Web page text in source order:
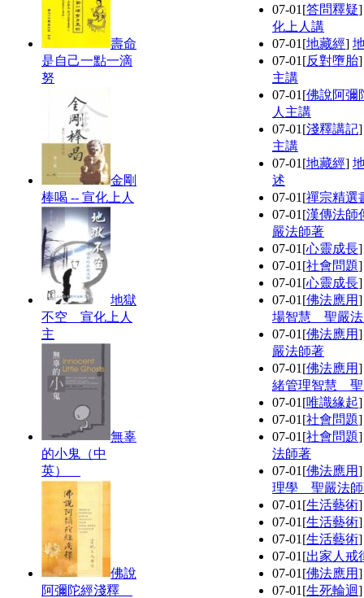
壽命
是自己一點一滴
努
金剛
棒喝 -- 宣化上人
地獄
不空 宣化上人
主
無辜
的小鬼（中
英）
佛說
阿彌陀經淺釋
07-01 [答問釋疑
化上人講
07-01 [地藏經]
07-01 [反對墮胎
主講
07-01 [佛說阿彌
人主講
07-01 [淺釋講記
主講
07-01 [地藏經]
述
07-01 [禪宗精選
07-01 [漢傳法師
嚴法師著
07-01 [心靈成長
07-01 [社會問題
07-01 [心靈成長
07-01 [佛法應用
場智慧 聖嚴
07-01 [佛法應用
嚴法師著
07-01 [佛法應用
緒管理智慧
07-01 [唯識緣起
07-01 [社會問題
07-01 [社會問題
法師著
07-01 [佛法應用
理學 聖嚴法
07-01 [生活藝術
07-01 [生活藝術
07-01 [生活藝術
07-01 [出家人戒
07-01 [佛法應用
07-01 [生死輪迴